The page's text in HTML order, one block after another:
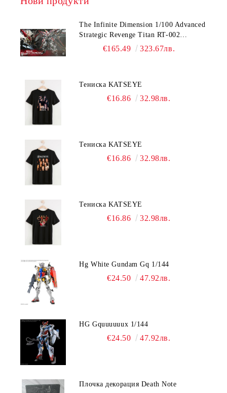
The Infinite Dimension 1/100 Advanced
Strategic Revenge Titan RT-002
Nemesis€165.49 323.67лв.
Тениска KATSEYE
€16.86 32.98лв.
Тениска KATSEYE
€16.86 32.98лв.
Тениска KATSEYE
€16.86 32.98лв.
Hg White Gundam Gq 1/144
€24.50 47.92лв.
HG Gquuuuuux 1/144
€24.50 47.92лв.
Плочка декорация Death Note